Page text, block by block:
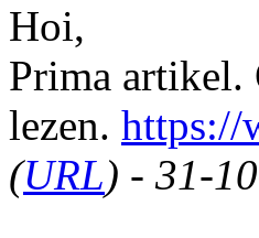
Hoi,
Prima artikel.
lezen. https://
(URL) - 31-